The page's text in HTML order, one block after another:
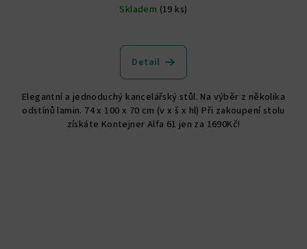
Skladem (19 ks)
Detail
Elegantní a jednoduchý kancelářský stůl. Na výběr z několika
odstínů lamin. 74 x 100 x 70 cm (v x š x hl) Při zakoupení stolu
získáte Kontejner Alfa 61 jen za 1690Kč!